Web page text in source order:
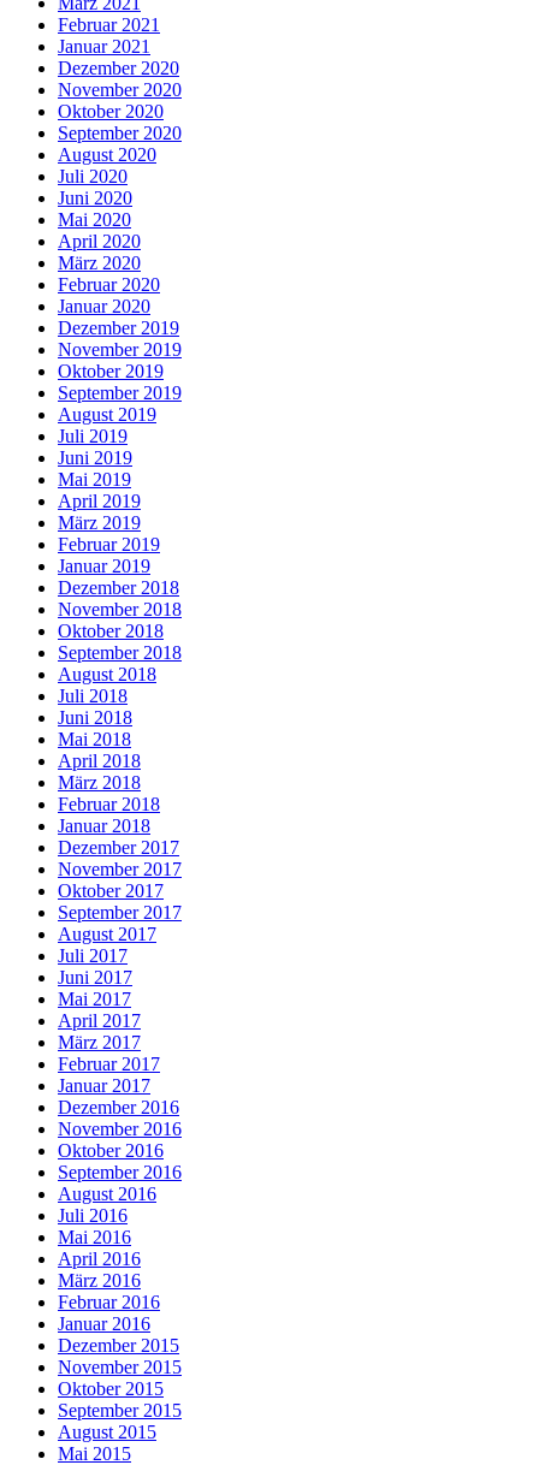
Februar 2021
Januar 2021
Dezember 2020
November 2020
Oktober 2020
September 2020
August 2020
Juli 2020
Juni 2020
Mai 2020
April 2020
März 2020
Februar 2020
Januar 2020
Dezember 2019
November 2019
Oktober 2019
September 2019
August 2019
Juli 2019
Juni 2019
Mai 2019
April 2019
März 2019
Februar 2019
Januar 2019
Dezember 2018
November 2018
Oktober 2018
September 2018
August 2018
Juli 2018
Juni 2018
Mai 2018
April 2018
März 2018
Februar 2018
Januar 2018
Dezember 2017
November 2017
Oktober 2017
September 2017
August 2017
Juli 2017
Juni 2017
Mai 2017
April 2017
März 2017
Februar 2017
Januar 2017
Dezember 2016
November 2016
Oktober 2016
September 2016
August 2016
Juli 2016
Mai 2016
April 2016
März 2016
Februar 2016
Januar 2016
Dezember 2015
November 2015
Oktober 2015
September 2015
August 2015
Mai 2015